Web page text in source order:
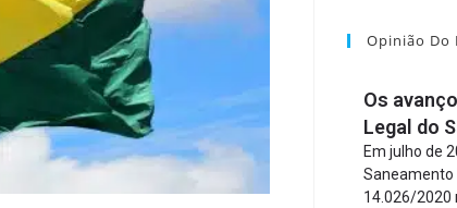
Opinião Do
Os
Legal do
Em julho de
Saneamento
14.026/2020